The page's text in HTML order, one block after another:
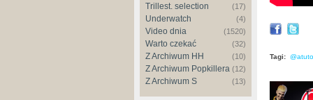
Trillest. selection (17)
Underwatch (4)
Video dnia (1520)
Warto czekać (32)
Z Archiwum HH (10)
Z Archiwum Popkillera (12)
Z Archiwum S (13)
Tagi: